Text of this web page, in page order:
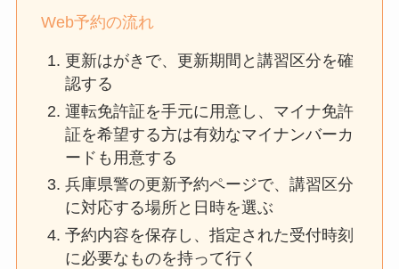
Web予約の流れ
更新はがきで、更新期間と講習区分を確
認する
運転免許証を手元に用意し、マイナ免許
証を希望する方は有効なマイナンバーカ
ードも用意する
兵庫県警の更新予約ページで、講習区分
に対応する場所と日時を選ぶ
予約内容を保存し、指定された受付時刻
に必要なものを持って行く